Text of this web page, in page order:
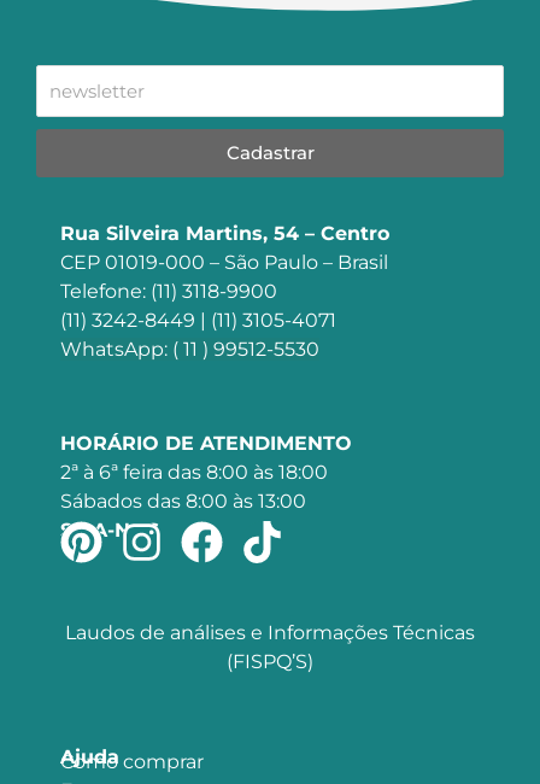
Cadastrar
Rua Silveira Martins, 54 – Centro
CEP 01019-000 – São Paulo – Brasil
Telefone: (11) 3118-9900
(11) 3242-8449 | (11) 3105-4071
WhatsApp: ( 11 ) 99512-5530
HORÁRIO DE ATENDIMENTO
2ª à 6ª feira das 8:00 às 18:00
Sábados das 8:00 às 13:00
SIGA-NOS
Laudos de análises e Informações Técnicas
(FISPQ’S)
Ajuda
Como comprar